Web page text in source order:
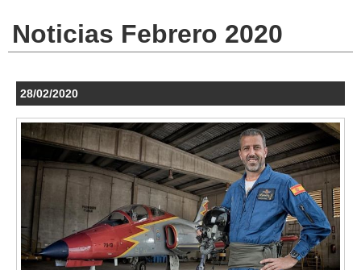
Noticias Febrero 2020
28/02/2020